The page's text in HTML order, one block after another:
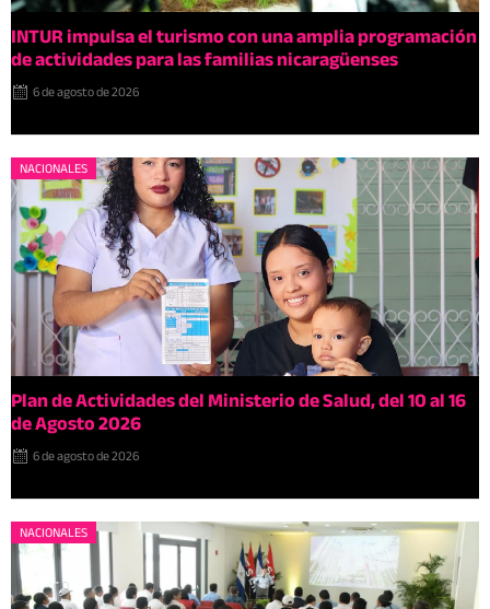
INTUR impulsa el turismo con una amplia programación
de actividades para las familias nicaragüenses
6 de agosto de 2026
NACIONALES
Plan de Actividades del Ministerio de Salud, del 10 al 16
de Agosto 2026
6 de agosto de 2026
NACIONALES